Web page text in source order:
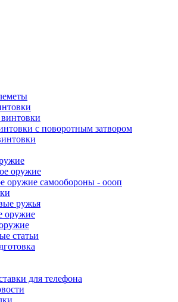
с поворотным затвором
оружие
оружие самообороны - оооп
ружья
оружие
статьи
для телефона